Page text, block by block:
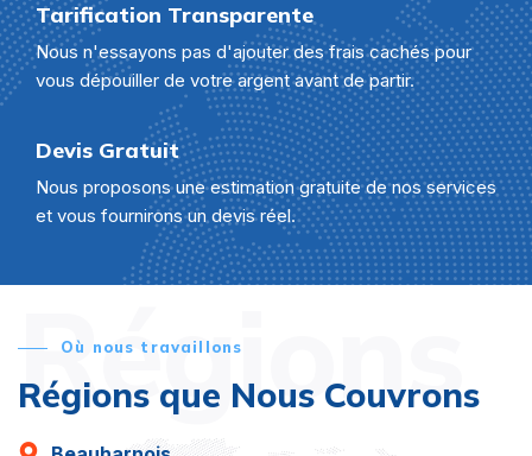
Tarification Transparente
Nous n'essayons pas d'ajouter des frais cachés pour
vous dépouiller de votre argent avant de partir.
Devis Gratuit
Nous proposons une estimation gratuite de nos services
et vous fournirons un devis réel.
Régions
Où nous travaillons
Régions que Nous Couvrons